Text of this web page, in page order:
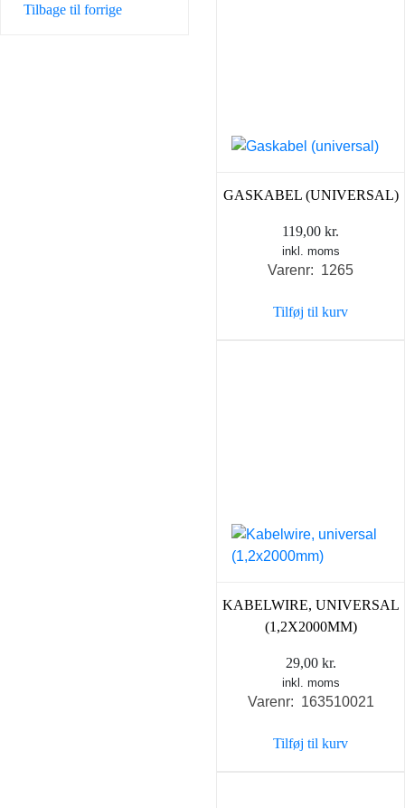
Tilbage til forrige
GASKABEL (UNIVERSAL)
119,00 kr.
inkl. moms
Varenr: 1265
Tilføj til kurv
KABELWIRE, UNIVERSAL
(1,2X2000MM)
29,00 kr.
inkl. moms
Varenr: 163510021
Tilføj til kurv